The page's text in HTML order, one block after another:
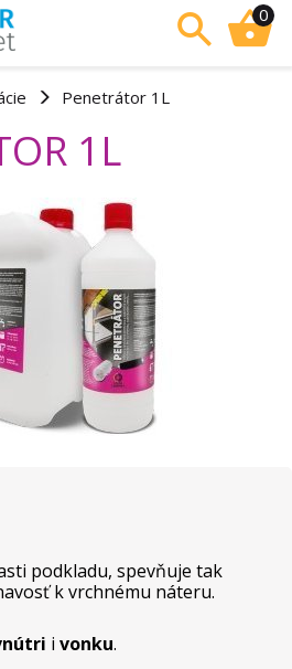
0
Penetrátor 1L
1L
podkladu, spevňuje tak
k vrchnému náteru.
i vonku.